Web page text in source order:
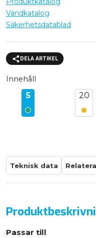
Vändkatalog
Säkerhetsdatablad
DELA ARTIKEL
Innehåll
5 20
Teknisk data
Passar till